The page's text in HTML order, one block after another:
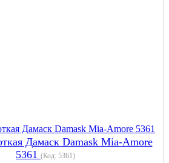
Дамаск Damask Mia-Amore
5361 (Код: 5361)